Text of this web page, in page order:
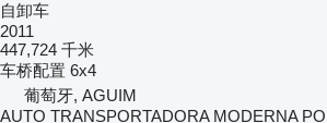
自卸车
2011
447,724 千米
车桥配置 6x4
葡萄牙, AGUIM
AUTO TRANSPORTADORA MODERNA